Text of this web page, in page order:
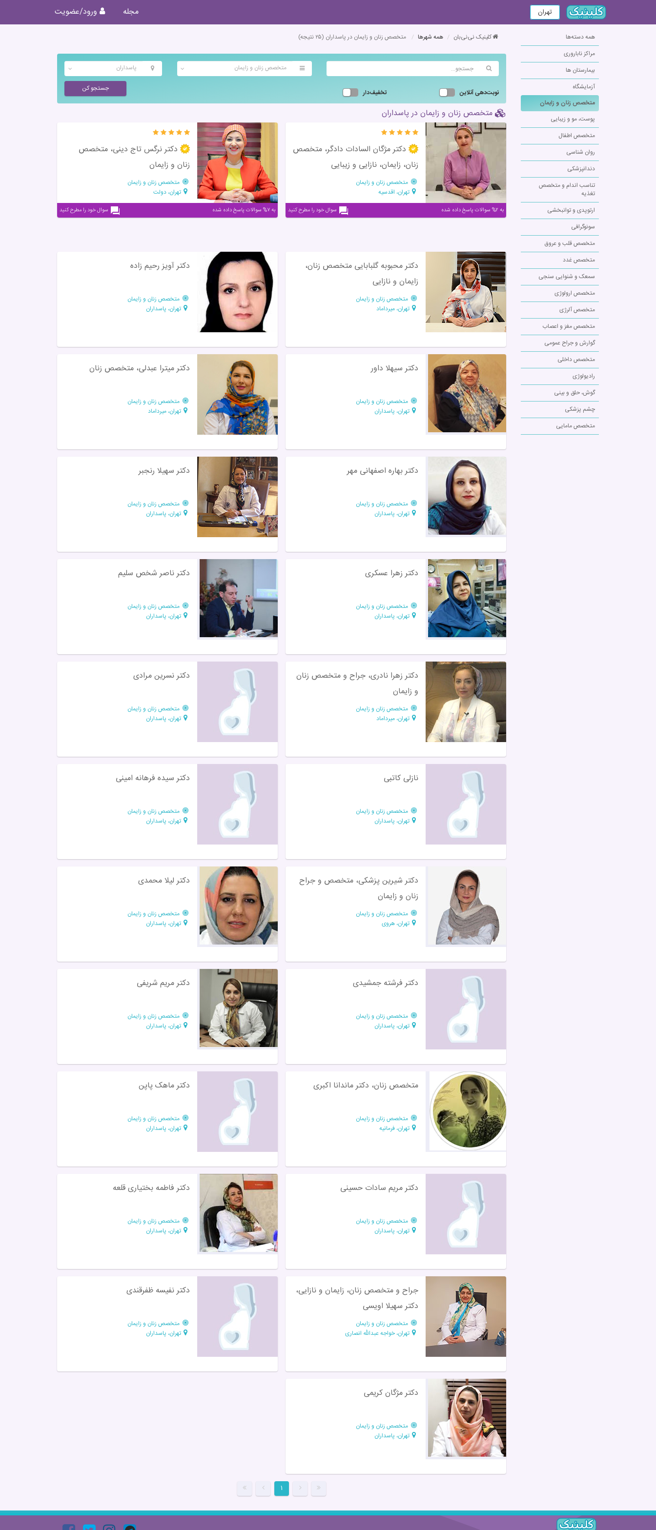
تهران مجله ورود/عضویت
همه دسته‌ها
مراکز ناباروری
بیمارستان ها
آزمایشگاه
متخصص زنان و زایمان
پوست، مو و زیبایی
متخصص اطفال
روان شناسی
دندانپزشکی
تناسب اندام و متخصص
تغذیه
ارتوپدی و توانبخشی
سونوگرافی
متخصص قلب و عروق
متخصص غدد
سمعک و شنوایی سنجی
متخصص ارولوژی
متخصص آلرژی
متخصص مغز و اعصاب
گوارش و جراح عمومی
متخصص داخلی
رادیولوژی
گوش، حلق و بینی
چشم پزشکی
متخصص مامایی
کلینیک نی‌نی‌بان همه شهرها متخصص زنان و زایمان در پاسداران (۲۵ نتیجه)
متخصص زنان و زایمان پاسداران
نوبت‌دهی آنلاین تخفیف‌دار جستجو کن
متخصص زنان و زایمان در پاسداران
دکتر مژگان السادات دادگر، متخصص
زنان، زایمان، نازایی و زیبایی
متخصص زنان و زایمان
تهران، اقدسیه
به ۲% سوالات پاسخ داده شده سوال خود را مطرح کنید
دکتر نرگس تاج دینی، متخصص
زنان و زایمان
متخصص زنان و زایمان
تهران، دولت
به ۷% سوالات پاسخ داده شده سوال خود را مطرح کنید
دکتر محبوبه گلبابایی متخصص زنان،
زایمان و نازایی
متخصص زنان و زایمان
تهران، میرداماد
دکتر آویز رحیم زاده
متخصص زنان و زایمان
تهران، پاسداران
دکتر سیهلا داور
متخصص زنان و زایمان
تهران، پاسداران
دکتر میترا عبدلی، متخصص زنان
متخصص زنان و زایمان
تهران، میرداماد
دکتر بهاره اصفهانی مهر
متخصص زنان و زایمان
تهران، پاسداران
دکتر سهیلا رنجبر
متخصص زنان و زایمان
تهران، پاسداران
دکتر زهرا عسکری
متخصص زنان و زایمان
تهران، پاسداران
دکتر ناصر شخص سلیم
متخصص زنان و زایمان
تهران، پاسداران
دکتر زهرا نادری، جراح و متخصص زنان
و زایمان
متخصص زنان و زایمان
تهران، میرداماد
دکتر نسرین مرادی
متخصص زنان و زایمان
تهران، پاسداران
نازلی کاتبی
متخصص زنان و زایمان
تهران، پاسداران
دکتر سیده فرهانه امینی
متخصص زنان و زایمان
تهران، پاسداران
دکتر شیرین پزشکی، متخصص و جراح
زنان و زایمان
متخصص زنان و زایمان
تهران، هروی
دکتر لیلا محمدی
متخصص زنان و زایمان
تهران، پاسداران
دکتر فرشته جمشیدی
متخصص زنان و زایمان
تهران، پاسداران
دکتر مریم شریفی
متخصص زنان و زایمان
تهران، پاسداران
متخصص زنان، دکتر ماندانا اکبری
متخصص زنان و زایمان
تهران، فرمانیه
دکتر ماهک پاپن
متخصص زنان و زایمان
تهران، پاسداران
دکتر مریم سادات حسینی
متخصص زنان و زایمان
تهران، پاسداران
دکتر فاطمه بختیاری قلعه
متخصص زنان و زایمان
تهران، پاسداران
جراح و متخصص زنان، زایمان و نازایی،
دکتر سهیلا اویسی
متخصص زنان و زایمان
تهران، خواجه عبدالله انصاری
دکتر نفیسه ظفرقندی
متخصص زنان و زایمان
تهران، پاسداران
دکتر مژگان کریمی
متخصص زنان و زایمان
تهران، پاسداران
۱